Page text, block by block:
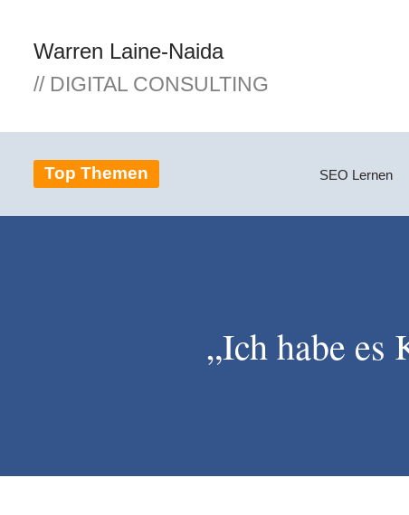
Zum
Inhalt
Warren Laine-Naida
// DIGITAL CONSULTING
Top Themen SEO Lernen
„Ich habe es